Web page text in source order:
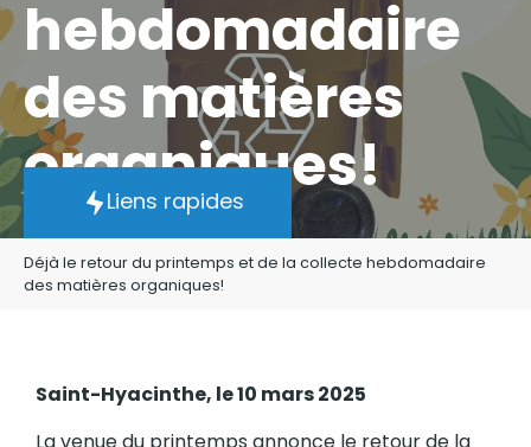
hebdomadaire
des matières
organiques!
Liens rapides
Déjà le retour du printemps et de la collecte hebdomadaire
des matières organiques!
Saint-Hyacinthe, le 10 mars 2025